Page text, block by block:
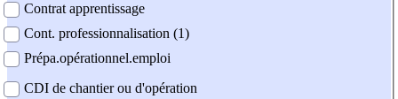
Contrat apprentissage
Cont. professionnalisation (1)
Prépa.opérationnel.emploi
CDI de chantier ou d'opération